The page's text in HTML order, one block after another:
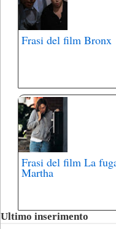
Frasi del film Bronx
Frasi del film La
Martha
Ultimo inserimento